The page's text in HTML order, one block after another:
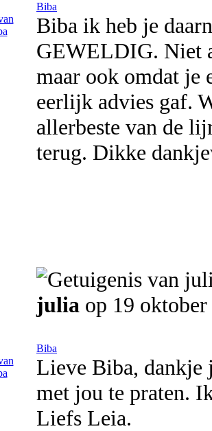
Biba
Biba ik heb je
GEWELDIG. Niet
maar ook omdat je
eerlijk advies gaf.
allerbeste van de
terug. Dikke
julia op 19
Biba
Lieve Biba, dankje
met jou te praten.
Liefs Leia.